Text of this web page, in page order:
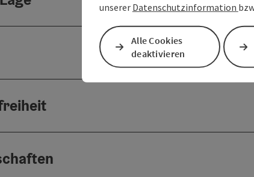
unserer Datenschutzinformation
Alle Cookies
deaktivieren